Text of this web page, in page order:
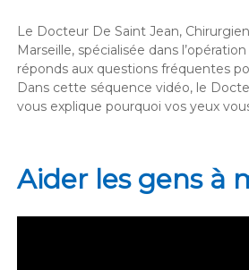
Le Docteur De Saint Jean,
Marseille, spécialisée dans
réponds aux questions fréquentes
Dans cette séquence vidéo, le
vous explique pourquoi vos yeux
Aider les gens à